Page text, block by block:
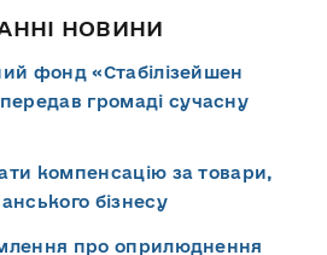
НОВИНИ
фонд «Стабілізейшен
громаді сучасну
компенсацію за товари,
бізнесу
про оприлюднення